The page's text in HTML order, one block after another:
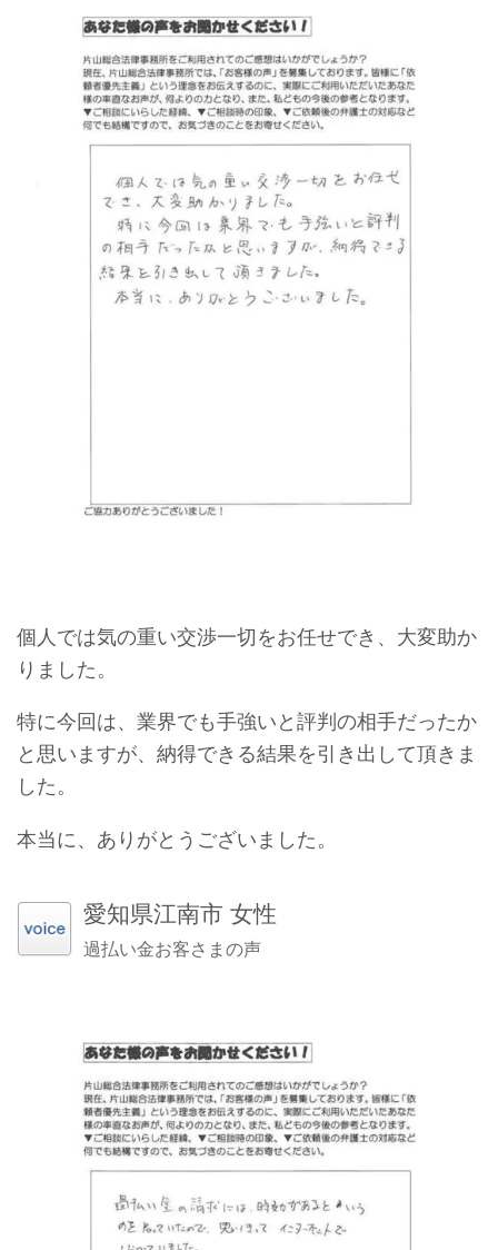
個人では気の重い交渉一切をお任せでき、大変助か
りました。
特に今回は、業界でも手強いと評判の相手だったか
と思いますが、納得できる結果を引き出して頂きま
した。
本当に、ありがとうございました。
愛知県江南市 女性
過払い金お客さまの声